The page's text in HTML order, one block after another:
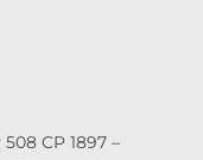
CP 1897 –